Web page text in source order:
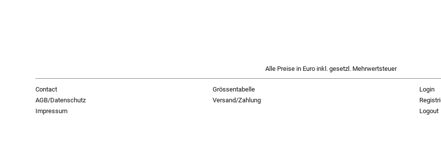
Alle Preise in Euro inkl. gesetzl. Mehrwertsteuer
Contact
AGB/Datenschutz
Impressum
Grössentabelle
Versand/Zahlung
Login
Logout